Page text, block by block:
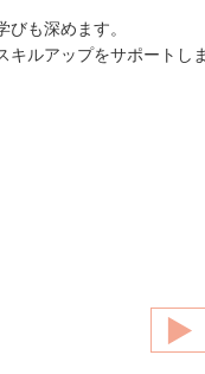
も深めます。
ルアップをサポートしま